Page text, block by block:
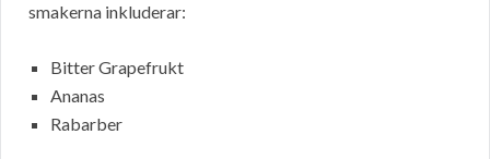
smakerna inkluderar:
Bitter Grapefrukt
Ananas
Rabarber